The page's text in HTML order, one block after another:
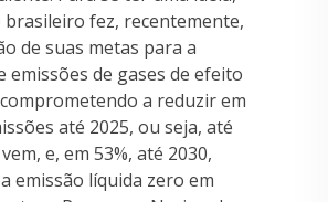
fez, recentemente,
de suas metas para a
emissões de gases de efeito
a reduzir em
até 2025, ou seja, até
e, em 53%, até 2030,
emissão líquida zero em